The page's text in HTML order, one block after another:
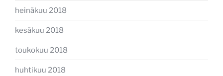
heinäkuu 2018
kesäkuu 2018
toukokuu 2018
huhtikuu 2018